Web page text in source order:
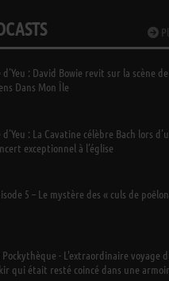
d’Yeu : David Bowie revit sur la scène de
Dans Mon Île
d’Yeu : La Cavatine célèbre Bach lors
exceptionnel à l’église
5 – Le mystère des « culs de
Pockythèque - L'extraordinaire voyage
qui était resté coincé dans une